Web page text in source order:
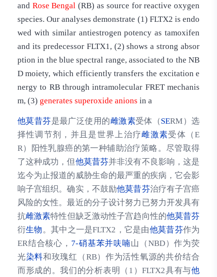
and Rose Bengal (RB) as source for reactive oxygen
species. Our analyses demonstrate (1) FLTX2 is endo
wed with similar antiestrogen potency as tamoxifen
and its predecessor FLTX1, (2) shows a strong absor
ption in the blue spectral range, associated to the NB
D moiety, which efficiently transfers the excitation e
nergy to RB through intramolecular FRET mechanis
m, (3) generates superoxide anions in a
他莫昔芬是最广泛使用的雌激素受体（SERM）选
择性调节剂，并且是世界上治疗雌激素受体（E
R）阳性乳腺癌的第一种辅助治疗策略。尽管取得
了这种成功，但他莫昔芬并非没有不良影响，这是
迄今为止报道的威胁生命的最严重的疾病，它会影
响子宫组织。确实，不鼓励他莫昔芬治疗有子宫癌
风险的女性。最近的分子设计努力已努力开发具有
抗雌激素特性但缺乏激动性子宫趋向性的他莫昔芬
衍生物。其中之一是FLTX2，它是由他莫昔芬作为
ER结合核心， 7-硝基苯并呋喃山（NBD）作为荧
光染料和玫瑰红（RB）作为活性氧源的共价结合
而形成的。我们的分析表明（1）FLTX2具有与他